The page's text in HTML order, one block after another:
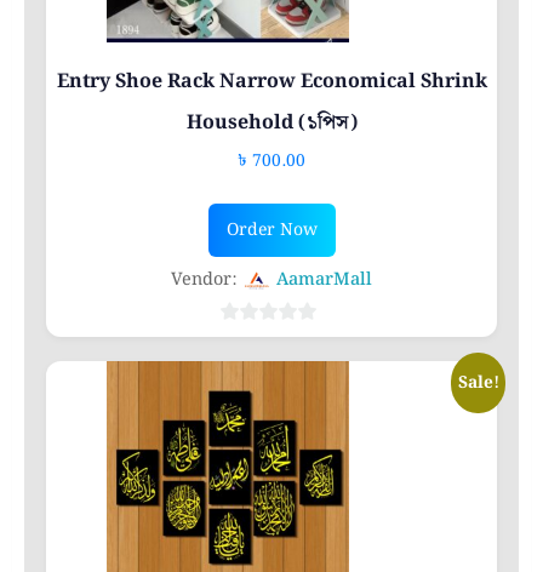
Entry Shoe Rack Narrow Economical Shrink
Household (১পিস)
৳ 700.00
Order Now
Vendor: AamarMall
0
out
of
5
Sale!